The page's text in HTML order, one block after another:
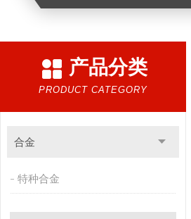
产品分类
PRODUCT CATEGORY
合金
特种合金